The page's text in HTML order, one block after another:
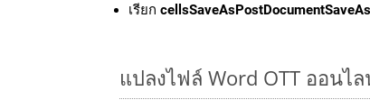
เรียก cellsSaveAsPostDocumentSaveAs
แปลงไฟล์ Word OTT ออนไ